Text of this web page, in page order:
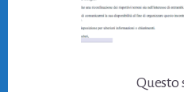
Questo